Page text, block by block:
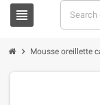
view_headline
chevron_right Mousse oreillette